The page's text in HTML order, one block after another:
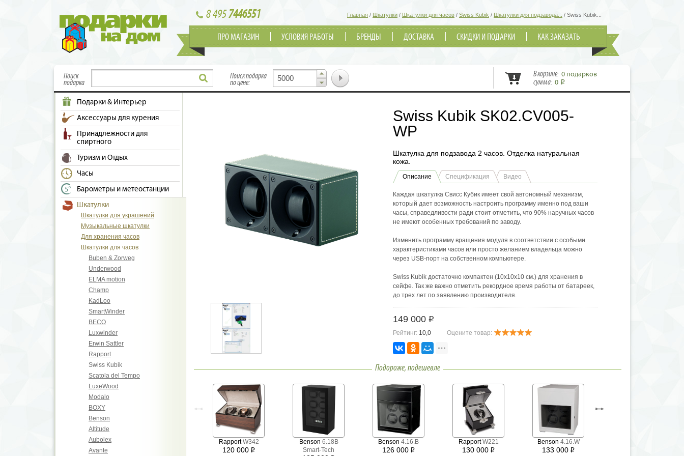
8 4957446551 Главная / Шкатулки / Шкатулки для часов / Swiss Kubik / Шкатулки для подзавода... / Swiss Kubik...
ПРО МАГАЗИН УСЛОВИЯ РАБОТЫ БРЕНДЫ ДОСТАВКА СКИДКИ И ПОДАРКИ КАК ЗАКАЗАТЬ
Поиск
подарка
Поиск подарка
по цене:
В корзине: 0 подарков
сумма: 0 i
Подарки & Интерьер
Аксессуары для курения
Принадлежности для
спиртного
Туризм и Отдых
Часы
Барометры и метеостанции
Шкатулки
Шкатулки для украшений
Музыкальные шкатулки
Для хранения часов
Шкатулки для часов
Buben & Zorweg
Underwood
ELMA motion
Champ
KadLoo
SmartWinder
BECO
Luxwinder
Erwin Sattler
Rapport
Swiss Kubik
Scatola del Tempo
LuxeWood
Modalo
BOXY
Benson
Altitude
Aubolex
Avante
Swiss Kubik SK02.CV005-
WP
Шкатулка для подзавода 2 часов. Отделка натуральная
кожа.
Описание Спецификация Видео
Каждая шкатулка Свисс Кубик имеет свой автономный механизм,
который дает возможность настроить программу именно под ваши
часы, справедливости ради стоит отметить, что 90% наручных часов
не имеют особенных требований по заводу.
Изменить программу вращения модуля в соответствии с особыми
характеристиками часов или просто желанием владельца можно
через USB-порт на собственном компьютере.
Swiss Kubik достаточно компактен (10х10х10 см.) для хранения в
сейфе. Так же важно отметить рекордное время работы от батареек,
до трех лет по заявлению производителя.
подберете шкатулку по своему вкусу и интерьеру.
Производятся шкатулки только в Швейцарии, что само по себе
гарантирует высочайшее качество изготовление и сохранность
компании SWISS KUBIK распространяются на продукцию купленную
только у официальных дилеров марки.
149 000 i
Рейтинг: 10,0 Оцените товар:
Подороже, подешевле
RapportW342
120 000 i
Benson 6.18B
Smart-Tech
Benson 4.16.B
126 000 i
RapportW221
130 000 i
Benson 4.16.W
133 000 i